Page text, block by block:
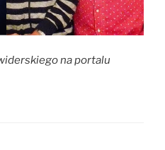
na portalu